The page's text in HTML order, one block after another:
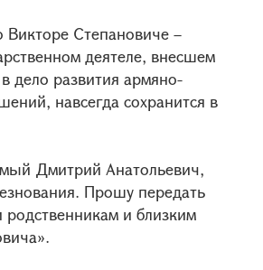
Викторе Степановиче –
деятеле, внесшем
дело развития армяно-
навсегда сохранится в
Дмитрий Анатольевич,
Прошу передать
и близким